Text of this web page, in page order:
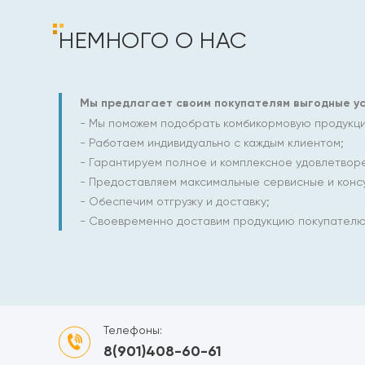
НЕМНОГО О НАС
Мы предлагает своим покупателям выгодные
- Мы поможем подобрать комбикормовую
- Работаем индивидуально с каждым клиентом;
- Гарантируем полное и комплексное
- Предоставляем максимальные сервисные и
- Обеспечим отгрузку и доставку;
- Своевременно доставим продукцию
Телефоны:
8(901)408-60-61